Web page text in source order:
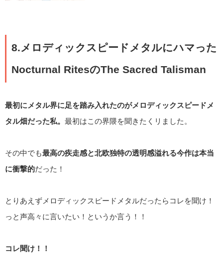
8.メロディックスピードメタルにハマった
Nocturnal RitesのThe Sacred Talisman
最初にメタル界に足を踏み入れたのがメロディックスピードメ
タル畑だった私。 最初はこの界隈を聞きたくリました。
その中でも最高の疾走感と北欧独特の透明感溢れる今作は本当
に衝撃的だった！
とりあえずメロディックスピードメタルだったらコレを聞け！
っと声高々に言いたい！というか言う！！
コレ聞け！！